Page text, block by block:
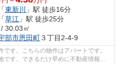
「東新川 」駅 徒歩16分
「草江 」駅 徒歩25分
30.03㎡
部市恩田町３丁目2-4-9
す。こちらの物件はアパートです。
です。できるだけ早めに不動産情報を